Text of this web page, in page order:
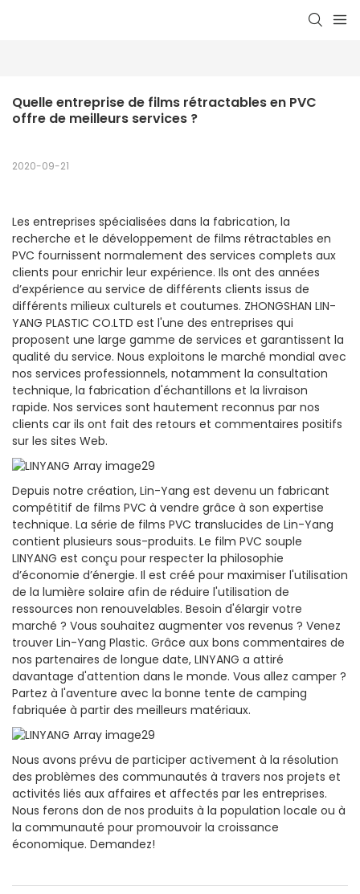
Quelle entreprise de films rétractables en PVC
offre de meilleurs services ?
2020-09-21
Les entreprises spécialisées dans la fabrication, la
recherche et le développement de films rétractables en
PVC fournissent normalement des services complets aux
clients pour enrichir leur expérience. Ils ont des années
d’expérience au service de différents clients issus de
différents milieux culturels et coutumes. ZHONGSHAN LIN-
YANG PLASTIC CO.LTD est l'une des entreprises qui
proposent une large gamme de services et garantissent la
qualité du service. Nous exploitons le marché mondial avec
nos services professionnels, notamment la consultation
technique, la fabrication d'échantillons et la livraison
rapide. Nos services sont hautement reconnus par nos
clients car ils ont fait des retours et commentaires positifs
sur les sites Web.
Depuis notre création, Lin-Yang est devenu un fabricant
compétitif de films PVC à vendre grâce à son expertise
technique. La série de films PVC translucides de Lin-Yang
contient plusieurs sous-produits. Le film PVC souple
LINYANG est conçu pour respecter la philosophie
d’économie d’énergie. Il est créé pour maximiser l'utilisation
de la lumière solaire afin de réduire l'utilisation de
ressources non renouvelables. Besoin d'élargir votre
marché ? Vous souhaitez augmenter vos revenus ? Venez
trouver Lin-Yang Plastic. Grâce aux bons commentaires de
nos partenaires de longue date, LINYANG a attiré
davantage d'attention dans le monde. Vous allez camper ?
Partez à l'aventure avec la bonne tente de camping
fabriquée à partir des meilleurs matériaux.
Nous avons prévu de participer activement à la résolution
des problèmes des communautés à travers nos projets et
activités liés aux affaires et affectés par les entreprises.
Nous ferons don de nos produits à la population locale ou à
la communauté pour promouvoir la croissance
économique. Demandez!